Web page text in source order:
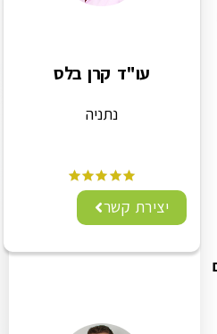
עו"ד קרן בלס
נתניה
יצירת קשר